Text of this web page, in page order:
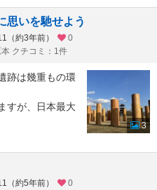
思いを馳せよう
（約3年前）
0
クチコミ：1件
跡は幾重もの環
すが、日本最大
3
（約5年前）
0